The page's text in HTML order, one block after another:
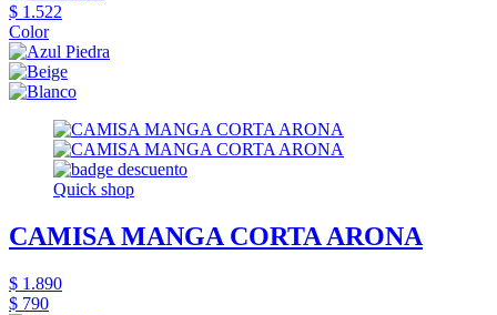
$ 1.522
Color
Quick shop
CAMISA MANGA CORTA ARONA
$ 1.890
$ 790